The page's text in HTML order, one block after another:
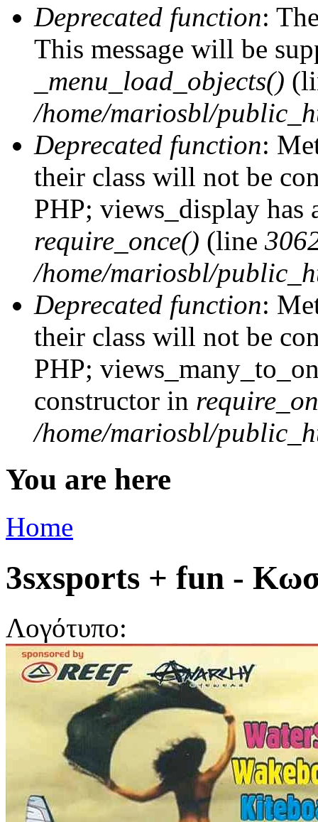
Deprecated function:
This message will be
_menu_load_objects()
/home/mariosbl/
Deprecated function:
their class will not be
PHP; views_display has
require_once() (line
/home/mariosbl/
Deprecated function:
their class will not be
PHP;
constructor in
/home/mariosbl/
You are here
Home
3sxsports + fun -
Λογότυπο: